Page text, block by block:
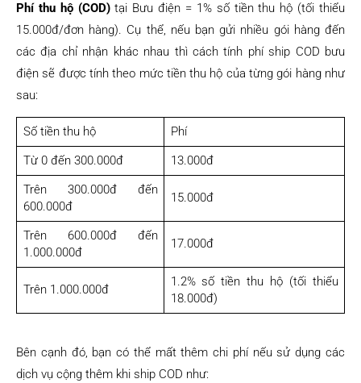
Phí thu hộ (COD)tại Bưu điện = 1% số tiền thu hộ (tối thiểu
15.000đ/đơn hàng). Cụ thể, nếu bạn gửi nhiều gói hàng đến
các địa chỉ nhận khác nhau thì cách tính phí ship COD bưu
điện sẽ được tính theo mức tiền thu hộ của từng gói hàng như
sau:
Số tiền thu hộ
Phí
Từ 0 đến 300.000đ
13.000đ
Trên 300.000đ đến
600.000đ
15.000đ
Trên 600.000đ đến
1.000.000đ
17.000đ
Trên 1.000.000đ
1.2% số tiền thu hộ (tối thiểu
18.000đ)
Bên cạnh đó, bạn có thể mất thêm chi phí nếu sử dụng các
dịch vụ cộng thêm khi ship COD như: